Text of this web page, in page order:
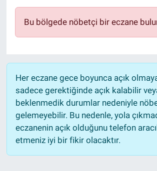
Bu bölgede nöbetçi bir eczane
Her eczane gece boyunca açık
sadece gerektiğinde açık kalabilir
beklenmedik durumlar nedeniyle
gelemeyebilir. Bu nedenle, yola
eczanenin açık olduğunu telefon
etmeniz iyi bir fikir olacaktır.